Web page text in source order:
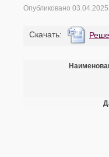
Опубликовано 03.04.2025
Cкачать: